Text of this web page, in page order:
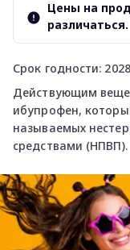
Срок годности:
Действующим
ибупрофен,
называемых
средствами (НПВП).
Цены на
различаться.